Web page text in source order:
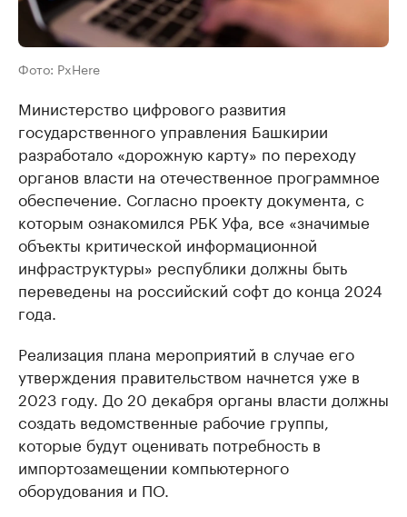
Фото: PxHere
Министерство цифрового развития
государственного управления Башкирии
разработало «дорожную карту» по переходу
органов власти на отечественное программное
обеспечение. Согласно проекту документа, с
которым ознакомился РБК Уфа, все «значимые
объекты критической информационной
инфраструктуры» республики должны быть
переведены на российский софт до конца 2024
года.
Реализация плана мероприятий в случае его
утверждения правительством начнется уже в
2023 году. До 20 декабря органы власти должны
создать ведомственные рабочие группы,
которые будут оценивать потребность в
импортозамещении компьютерного
оборудования и ПО.